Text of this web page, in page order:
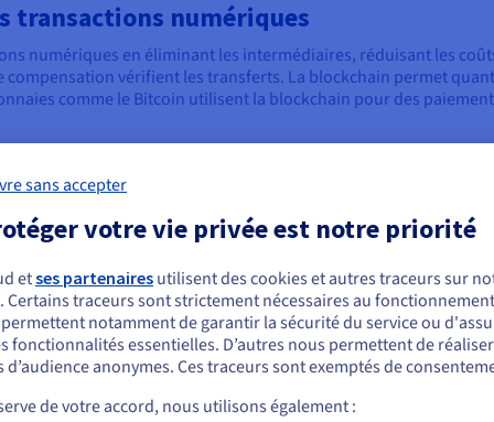
transactions numériques
numériques en éliminant les intermédiaires, réduisant les
vérifient les transferts. La blockchain permet
comme le Bitcoin utilisent la blockchain pour des
transparence et sécurité
ne contrôle le réseau. Le pouvoir est ainsi distribué et les
transactions, favorisant la responsabilité. La sécurité
le sont de manière permanente. Ces caractéristiques
compromis en matière d'évolutivité.
semblez être localisé en États-Unis.
commander, rendez-vous sur le site de votre pays (États-Unis) et créez un
sans accepter
votre vie privée est notre priorité
etses partenaires utilisent des cookies et autres traceurs sur
Certains traceurs sont strictement nécessaires au
notamment de garantir la sécurité du service ou
fonctionnalités essentielles. D’autres nous permettent de
d’audience anonymes. Ces traceurs sont exemptés de
de votre accord, nous utilisons également :